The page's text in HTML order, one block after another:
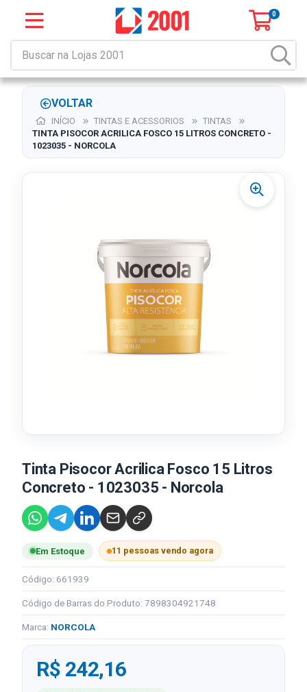
0
VOLTAR
INÍCIO TINTAS E ACESSORIOS
TINTAS
TINTA PISOCOR ACRILICA FOSCO 15 LITROS CONCRETO -
1023035 - NORCOLA
Tinta Pisocor Acrilica Fosco 15 Litros
Concreto - 1023035 - Norcola
Em Estoque 11 pessoas vendo agora
Código: 661939
Código de Barras do Produto: 7898304921748
Marca: NORCOLA
R$ 242,16